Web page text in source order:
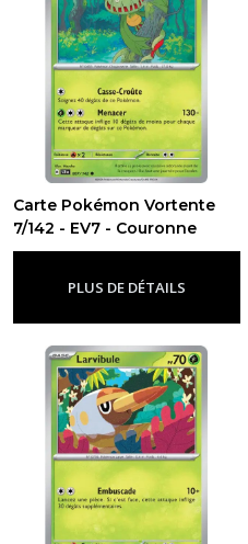
Carte Pokémon Vortente
7/142 - EV7 - Couronne
Stellaire-Ev7 - Couronne Stellaire
PLUS DE DÉTAILS
EV8
-
Étincelles
Déferlantes
(252)
EV7
-
Couronne
Stellaire
(175)
résultats